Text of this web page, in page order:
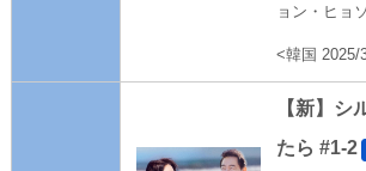
ョン・ヒョ
<韓国 2025/
【新】シ
たら #1-2